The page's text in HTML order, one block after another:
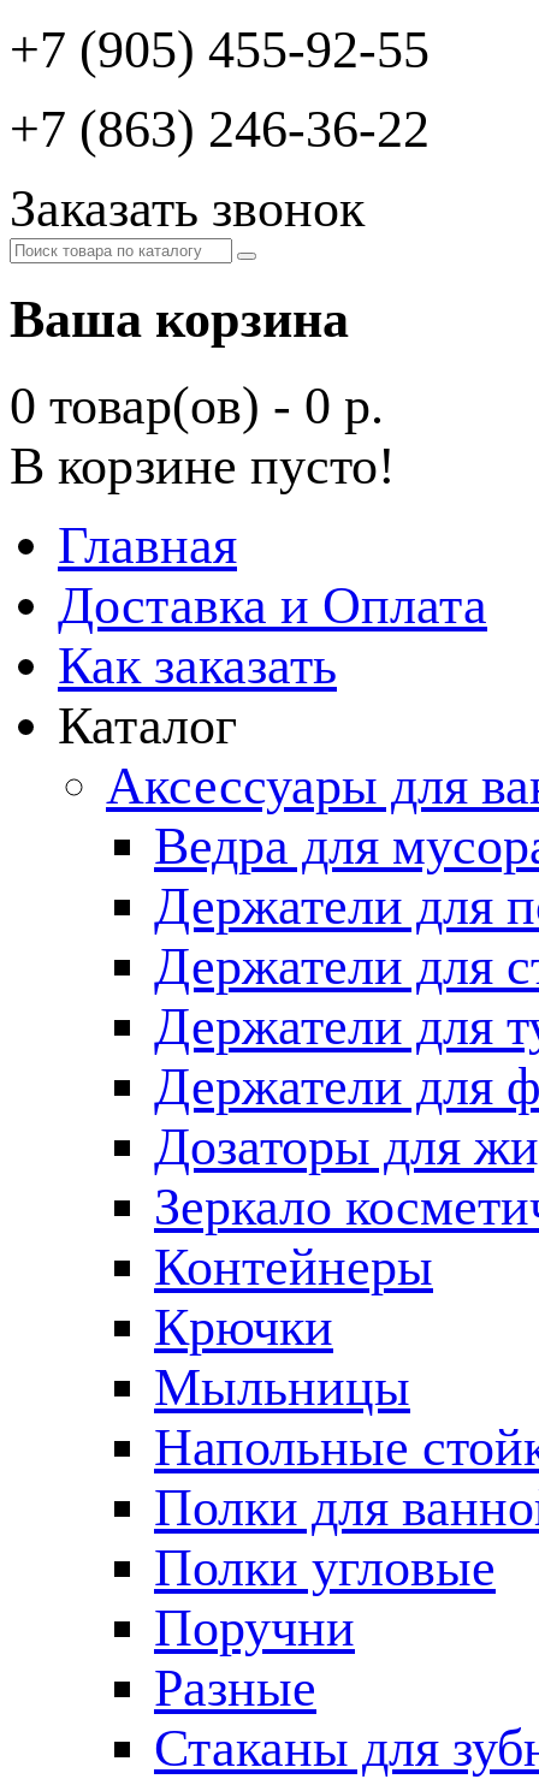
+7 (905) 455-92-55
+7 (863) 246-36-22
Заказать звонок
Ваша корзина
0 товар(ов) - 0 р.
В корзине пусто!
Главная
Доставка и Оплата
Как заказать
Каталог
Аксессуары для
Ведра для
Держатели для
Держатели для
Держатели для
Держатели для
Дозаторы для
Зеркало
Контейнеры
Крючки
Мыльницы
Напольные
Полки для
Полки угловые
Поручни
Разные
Стаканы для